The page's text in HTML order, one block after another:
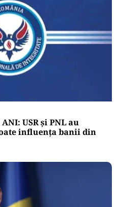
USR și PNL au
influența banii din